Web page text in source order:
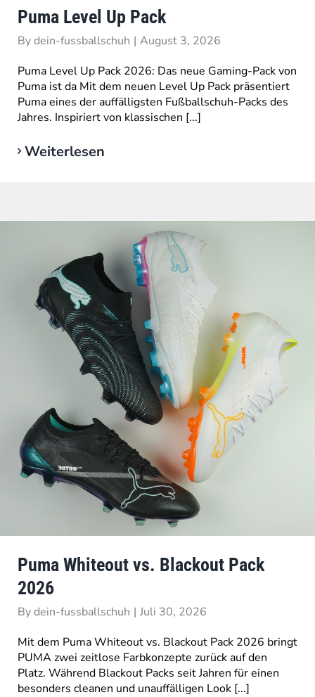
Puma Level Up Pack
Bydein-fussballschuh | August 3, 2026
Puma Level Up Pack 2026: Das neue Gaming-Pack von
Puma ist da Mit dem neuen Level Up Pack präsentiert
Puma eines der auffälligsten Fußballschuh-Packs des
Jahres. Inspiriert von klassischen [...]
Weiterlesen
Puma Whiteout vs. Blackout Pack
2026
Bydein-fussballschuh | Juli 30, 2026
Mit dem Puma Whiteout vs. Blackout Pack 2026 bringt
PUMA zwei zeitlose Farbkonzepte zurück auf den
Platz. Während Blackout Packs seit Jahren für einen
besonders cleanen und unauffälligen Look [...]